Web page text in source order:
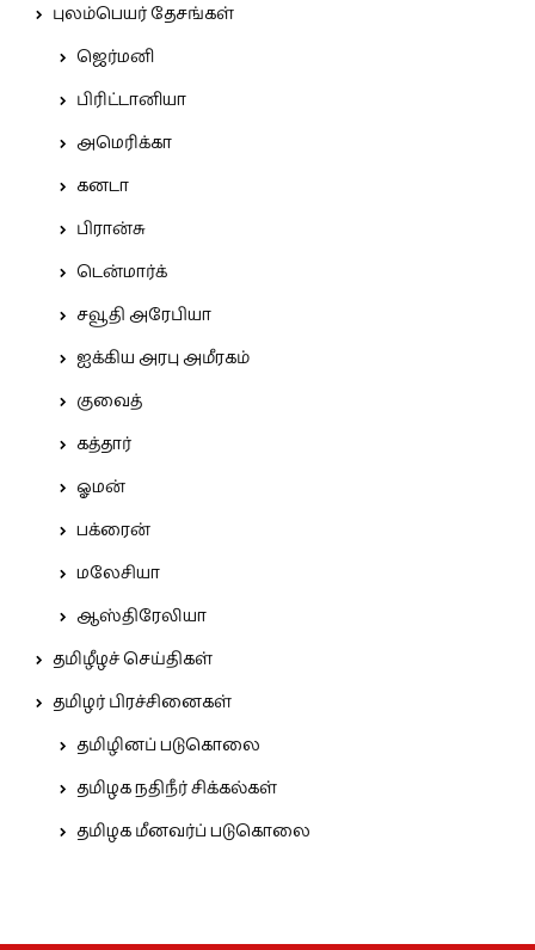
புலம்பெயர் தேசங்கள்
ஜெர்மனி
பிரிட்டானியா
அமெரிக்கா
கனடா
பிரான்சு
டென்மார்க்
சவூதி அரேபியா
ஐக்கிய அரபு அமீரகம்
குவைத்
கத்தார்
ஓமன்
பக்ரைன்
மலேசியா
ஆஸ்திரேலியா
தமிழீழச் செய்திகள்
தமிழர் பிரச்சினைகள்
தமிழினப் படுகொலை
தமிழக நதிநீர் சிக்கல்கள்
தமிழக மீனவர்ப் படுகொலை